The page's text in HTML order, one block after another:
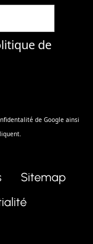
de
de Google ainsi
Sitemap